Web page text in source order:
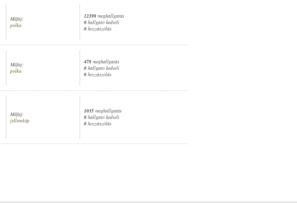
Műfaj:
polka
12398 meghallgatás
0 hallgató kedveli
0 hozzászólás
Műfaj:
polka
478 meghallgatás
0 hallgató kedveli
0 hozzászólás
Műfaj:
jellemkép
1035 meghallgatás
0 hallgató kedveli
0 hozzászólás